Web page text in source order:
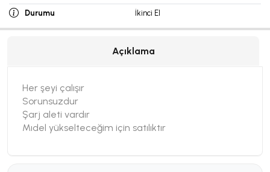
Durumu
İkinci El
Açıklama
Her şeyi çalışır
Sorunsuzdur
Şarj aleti vardır
Mıdel yükselteceğim için satılıktır